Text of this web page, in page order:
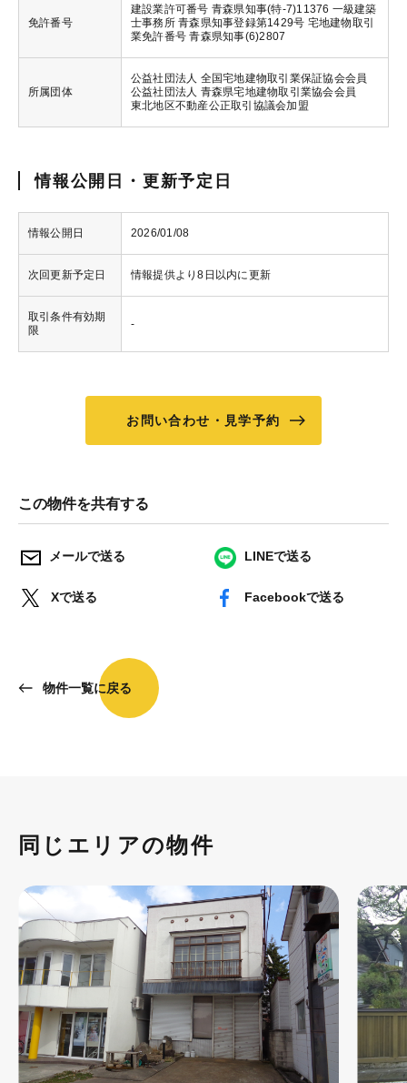
免許番号
建設業許可番号 青森県知事(特-7)11376 一級建築
士事務所 青森県知事登録第1429号 宅地建物取引
業免許番号 青森県知事(6)2807
所属団体
公益社団法人 全国宅地建物取引業保証協会会員
公益社団法人 青森県宅地建物取引業協会会員
東北地区不動産公正取引協議会加盟
情報公開日・更新予定日
情報公開日 2026/01/08
次回更新予定日 情報提供より8日以内に更新
取引条件有効期
限
-
お問い合わせ・見学予約
この物件を共有する
メールで送る LINEで送る
Xで送る Facebookで送る
物件一覧に戻る
同じエリアの物件